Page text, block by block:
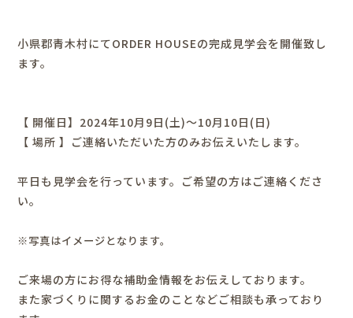
小県郡青木村にてORDER HOUSEの完成見学会を開催致し
ます。
【 開催日】2024年10月9日(土)～10月10日(日)
【 場所 】ご連絡いただいた方のみお伝えいたします。
平日も見学会を行っています。ご希望の方はご連絡くださ
い。
※写真はイメージとなります。
ご来場の方にお得な補助金情報をお伝えしております。
また家づくりに関するお金のことなどご相談も承っており